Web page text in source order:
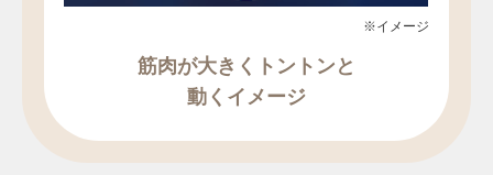
※イメージ
筋肉が大きくトントンと
動くイメージ